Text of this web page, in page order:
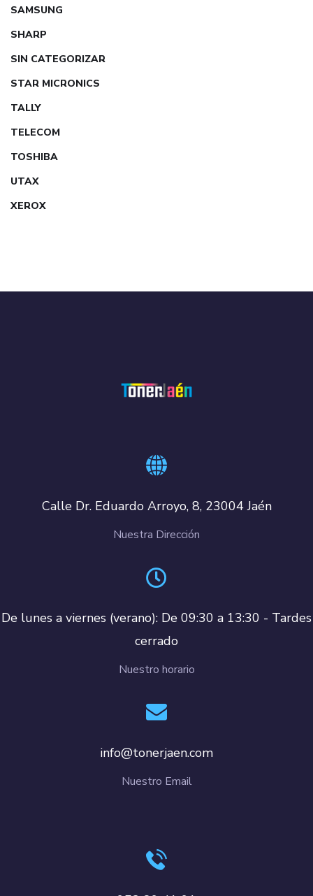
SAMSUNG
SHARP
SIN CATEGORIZAR
STAR MICRONICS
TALLY
TELECOM
TOSHIBA
UTAX
XEROX
Calle Dr. Eduardo Arroyo, 8, 23004 Jaén
Nuestra Dirección
De lunes a viernes (verano): De 09:30 a 13:30 - Tardes
cerrado
Nuestro horario
info@tonerjaen.com
Nuestro Email